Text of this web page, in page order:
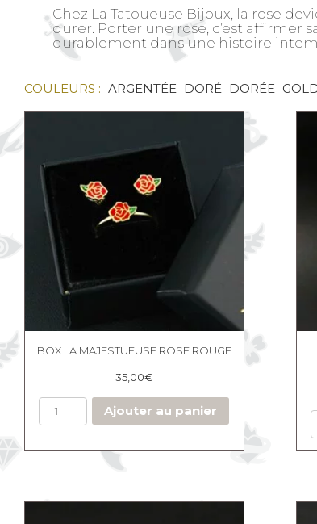
Chez La Tatoueuse Bijoux, la rose
durer. Porter une rose, c’est affirmer
durablement dans une histoire
COULEURS : ARGENTÉE DORÉ DORÉE
BOX LA MAJESTUEUSE ROSE ROUGE
35,00€
Ajouter au panier